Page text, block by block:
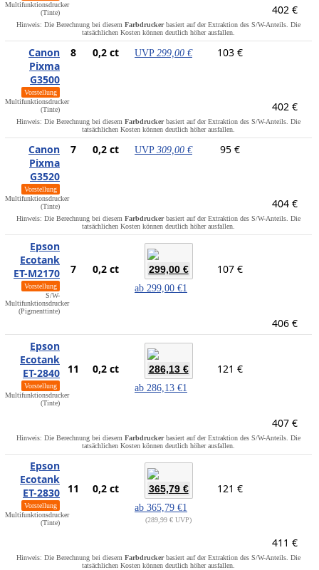
Multifunktionsdrucker
(Tinte)
402 €
Hinweis: Die Berechnung bei diesem Farbdruckerbasiert auf der Extraktion des S/W-Anteils. Die
tatsächlichen Kosten können deutlich höher ausfallen.
Canon
Pixma
G3500
Vorstellung
Multifunktionsdrucker
(Tinte)
8 0,2 ct UVP 299,00 € 103 €
402 €
Hinweis: Die Berechnung bei diesem Farbdruckerbasiert auf der Extraktion des S/W-Anteils. Die
tatsächlichen Kosten können deutlich höher ausfallen.
Canon
Pixma
G3520
Vorstellung
Multifunktionsdrucker
(Tinte)
7 0,2 ct UVP 309,00 € 95 €
404 €
Hinweis: Die Berechnung bei diesem Farbdruckerbasiert auf der Extraktion des S/W-Anteils. Die
tatsächlichen Kosten können deutlich höher ausfallen.
Epson
Ecotank
ET-M2170
Vorstellung
S/W-
Multifunktionsdrucker
(Pigmenttinte)
7 0,2 ct 299,00 €
ab 299,00 €1
107 €
406 €
Epson
Ecotank
ET-2840
Vorstellung
Multifunktionsdrucker
(Tinte)
11 0,2 ct 286,13 €
ab 286,13 €1
121 €
407 €
Hinweis: Die Berechnung bei diesem Farbdruckerbasiert auf der Extraktion des S/W-Anteils. Die
tatsächlichen Kosten können deutlich höher ausfallen.
Epson
Ecotank
ET-2830
Vorstellung
Multifunktionsdrucker
(Tinte)
11 0,2 ct 365,79 €
ab 365,79 €1
289,99 € UVP
121 €
411 €
Hinweis: Die Berechnung bei diesem Farbdruckerbasiert auf der Extraktion des S/W-Anteils. Die
tatsächlichen Kosten können deutlich höher ausfallen.